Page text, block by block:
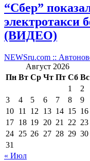
“Сбер”
электротакси
(ВИДЕО)
NEWSru.com ::
Август 2026
Пн Вт Ср Чт Пт Сб Вс
1
2
3
4 5 6 7 8
9
10 11 12 13 14 15 16
17 18 19 20 21 22 23
24 25 26 27 28 29 30
31
« Июл